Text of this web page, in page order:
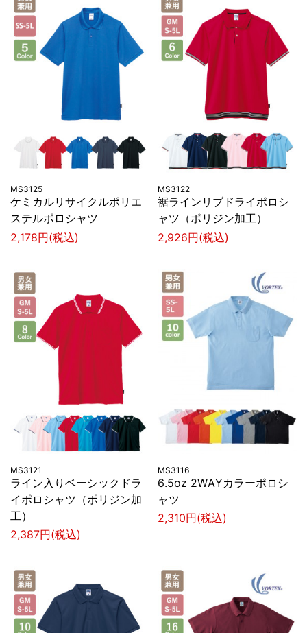
MS3125
ケミカルリサイクルポリエ
ステルポロシャツ
2,178円(税込)
MS3122
裾ラインリブドライポロシ
ャツ（ポリジン加工）
2,926円(税込)
MS3121
ライン入りベーシックドラ
イポロシャツ（ポリジン加
工）
2,387円(税込)
MS3116
6.5oz 2WAYカラーポロシ
ャツ
2,310円(税込)